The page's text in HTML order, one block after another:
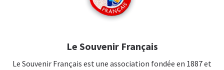
Le Souvenir Français
Le Souvenir Français est une association fondée en 1887 et